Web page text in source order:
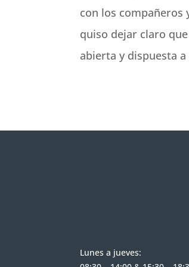
con los compañeros
quiso dejar claro
abierta y dispuesta
Lunes a jueves: